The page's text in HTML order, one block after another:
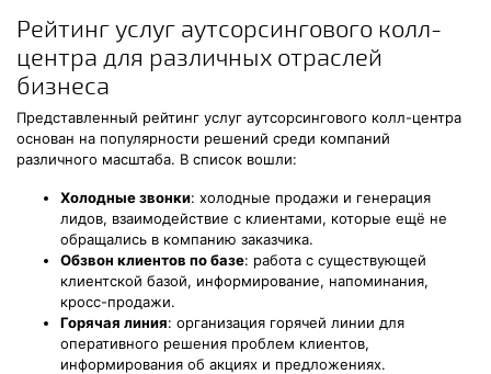
Рейтинг услуг аутсорсингового колл-
центра для различных отраслей
бизнеса
Представленный рейтинг услуг аутсорсингового колл-центра
основан на популярности решений среди компаний
различного масштаба. В список вошли:
Холодные звонки: холодные продажи и генерация
лидов, взаимодействие с клиентами, которые ещё не
обращались в компанию заказчика.
Обзвон клиентов по базе: работа с существующей
клиентской базой, информирование, напоминания,
кросс-продажи.
Горячая линия: организация горячей линии для
оперативного решения проблем клиентов,
информирования об акциях и предложениях.